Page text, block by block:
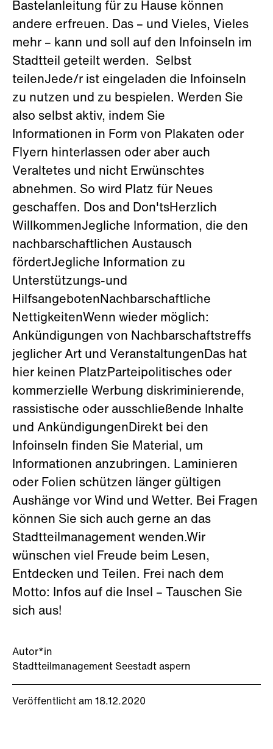
Autor*in
Stadtteilmanagement Seestadt aspern
Veröffentlicht am 18.12.2020
Bastelanleitung für zu Hause können
andere erfreuen. Das – und Vieles, Vieles
mehr – kann und soll auf den Infoinseln im
Stadtteil geteilt werden. Selbst
teilenJede/r ist eingeladen die Infoinseln
zu nutzen und zu bespielen. Werden Sie
also selbst aktiv, indem Sie
Informationen in Form von Plakaten oder
Flyern hinterlassen oder aber auch
Veraltetes und nicht Erwünschtes
abnehmen. So wird Platz für Neues
geschaffen. Dos and Don'tsHerzlich
WillkommenJegliche Information, die den
nachbarschaftlichen Austausch
fördertJegliche Information zu
Unterstützungs-und
HilfsangebotenNachbarschaftliche
NettigkeitenWenn wieder möglich:
Ankündigungen von Nachbarschaftstreffs
jeglicher Art und VeranstaltungenDas hat
hier keinen PlatzParteipolitisches oder
kommerzielle Werbung diskriminierende,
rassistische oder ausschließende Inhalte
und AnkündigungenDirekt bei den
Infoinseln finden Sie Material, um
Informationen anzubringen. Laminieren
oder Folien schützen länger gültigen
Aushänge vor Wind und Wetter. Bei Fragen
können Sie sich auch gerne an das
Stadtteilmanagement wenden.Wir
wünschen viel Freude beim Lesen,
Entdecken und Teilen. Frei nach dem
Motto: Infos auf die Insel – Tauschen Sie
sich aus!